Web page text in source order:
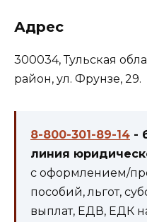
Адрес
300034, Тульская
район, ул. ​Фрунзе, 29.
8-800-301-89-14 -
линия
с оформлением/
пособий, льгот,
выплат, ЕДВ, ЕДК